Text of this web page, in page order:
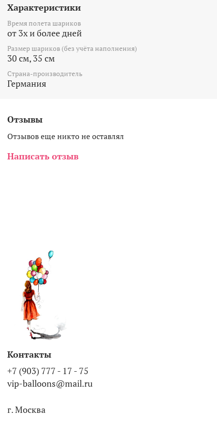
Характеристики
Время полета шариков
от 3х и более дней
Размер шариков (без учёта наполнения)
30 см, 35 см
Страна-производитель
Германия
Отзывы
Отзывов еще никто не оставлял
Написать отзыв
Контакты
+7 (903) 777 - 17 - 75
vip-balloons@mail.ru
г. Москва